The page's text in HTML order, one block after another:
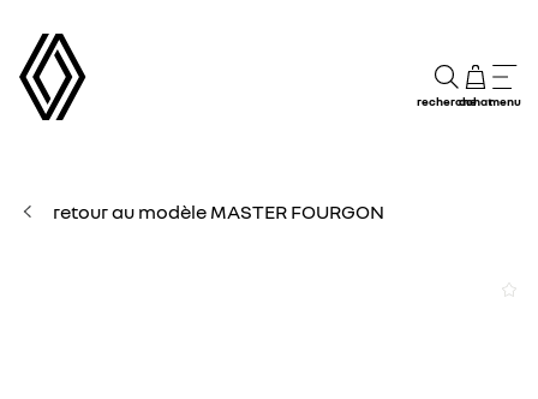
rechercheachatmenu
retour au modèle MASTER FOURGON